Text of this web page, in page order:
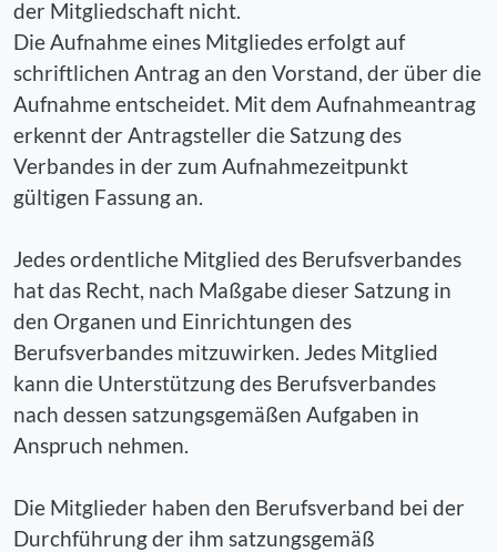
der Mitgliedschaft nicht.
Die Aufnahme eines Mitgliedes erfolgt auf
schriftlichen Antrag an den Vorstand, der über die
Aufnahme entscheidet. Mit dem Aufnahmeantrag
erkennt der Antragsteller die Satzung des
Verbandes in der zum Aufnahmezeitpunkt
gültigen Fassung an.
Jedes ordentliche Mitglied des Berufsverbandes
hat das Recht, nach Maßgabe dieser Satzung in
den Organen und Einrichtungen des
Berufsverbandes mitzuwirken. Jedes Mitglied
kann die Unterstützung des Berufsverbandes
nach dessen satzungsgemäßen Aufgaben in
Anspruch nehmen.
Die Mitglieder haben den Berufsverband bei der
Durchführung der ihm satzungsgemäß